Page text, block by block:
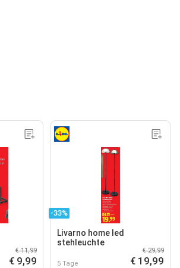
€ 11,99
€ 9,99
-33%
Livarno home led
stehleuchte
5 Tage
€ 29,99
€ 19,99